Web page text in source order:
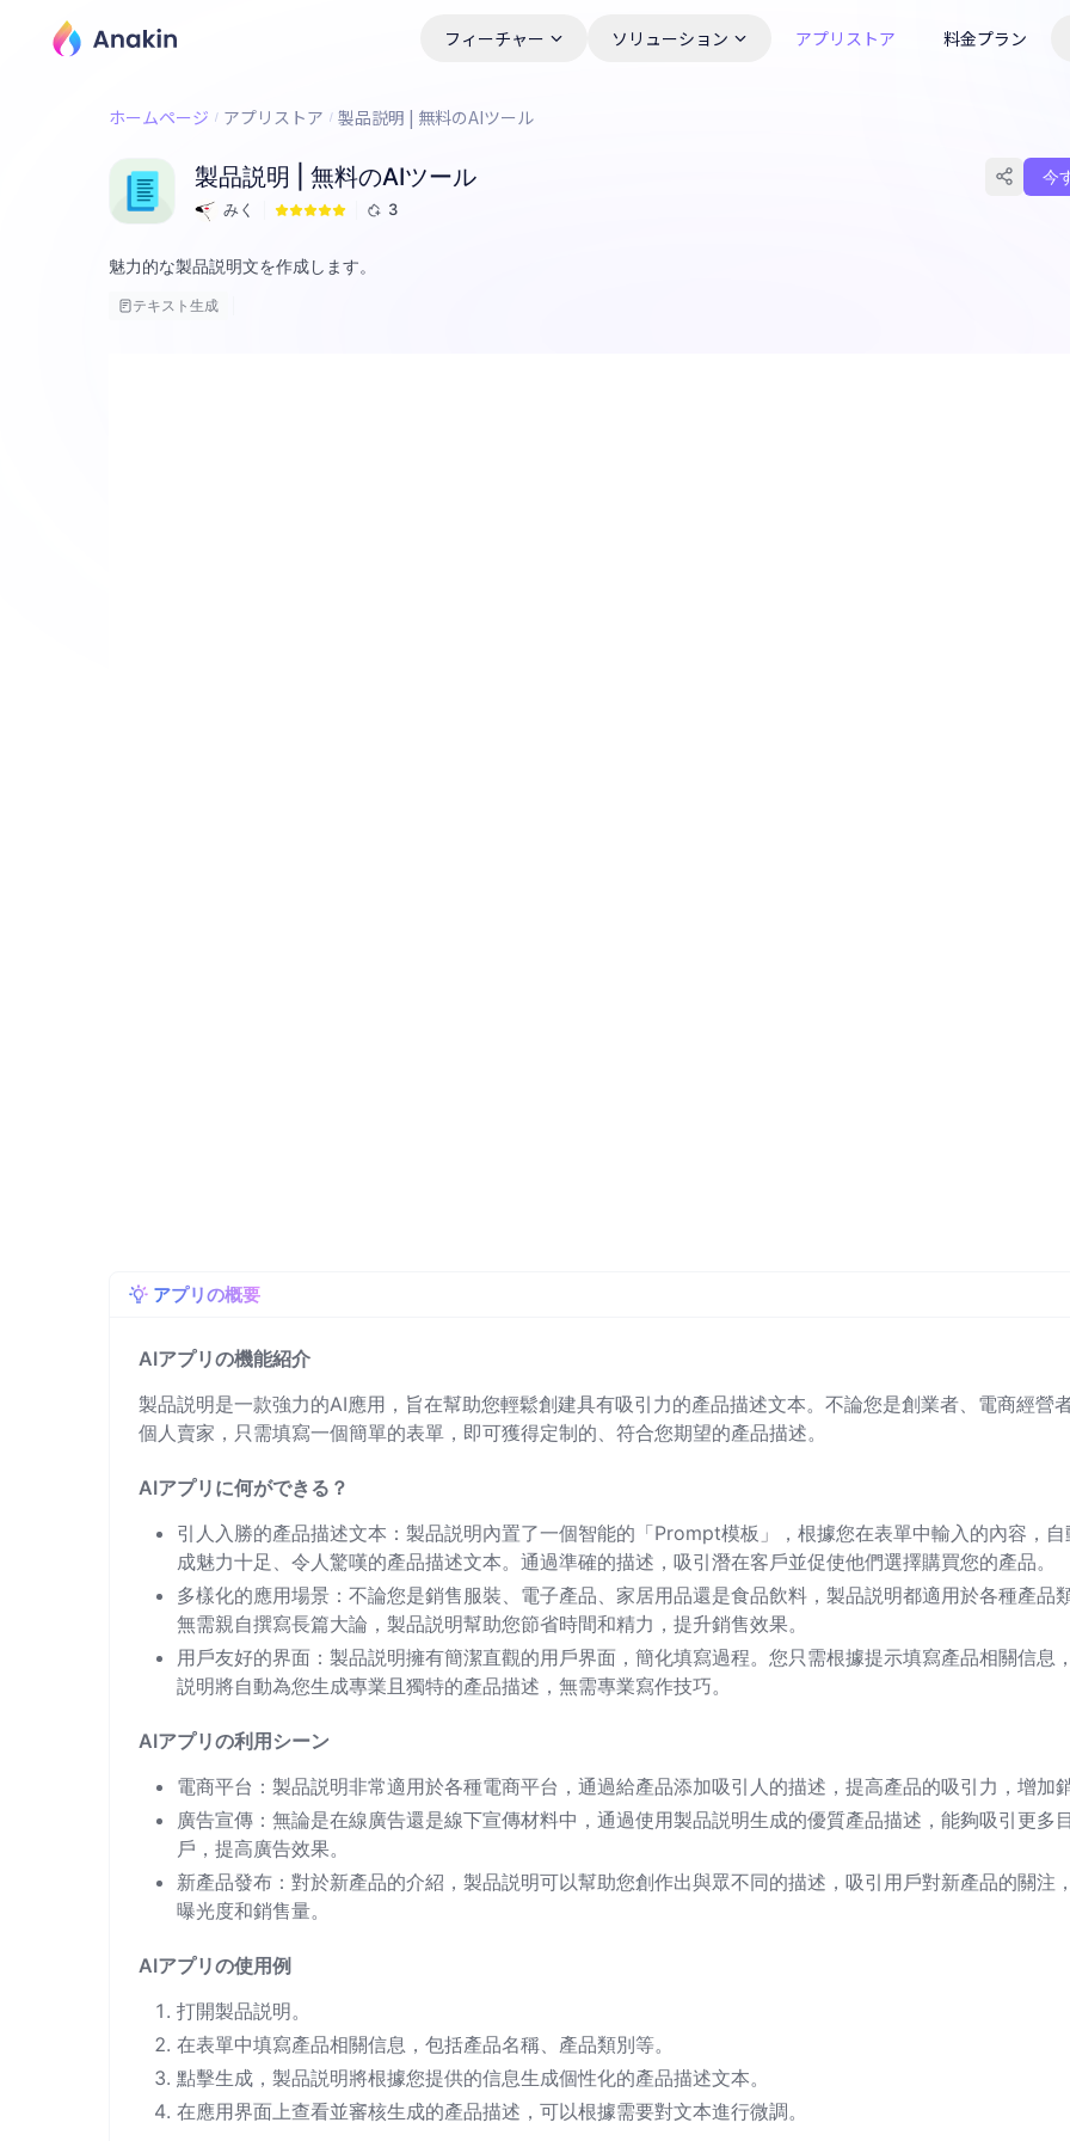
フィーチャー ソリューション アプリストア 料金プラン
ホームページ アプリストア 製品説明 | 無料のAIツール
製品説明 | 無料のAIツール
みく 3
今
魅力的な製品説明文を作成します。
テキスト生成
アプリの概要
AIアプリの機能紹介
製品説明是一款強力的AI應用，旨在幫助您輕鬆創建具有吸引力的產品描述文本。不論您是創業者、電商經營
個人賣家，只需填寫一個簡單的表單，即可獲得定制的、符合您期望的產品描述。
AIアプリに何ができる？
引人入勝的產品描述文本：製品説明內置了一個智能的「Prompt模板」，根據您在表單中輸入的內容，自
成魅力十足、令人驚嘆的產品描述文本。通過準確的描述，吸引潛在客戶並促使他們選擇購買您的產品。
多樣化的應用場景：不論您是銷售服裝、電子產品、家居用品還是食品飲料，製品説明都適用於各種產品類
無需親自撰寫長篇大論，製品説明幫助您節省時間和精力，提升銷售效果。
用戶友好的界面：製品説明擁有簡潔直觀的用戶界面，簡化填寫過程。您只需根據提示填寫產品相關信息
説明將自動為您生成專業且獨特的產品描述，無需專業寫作技巧。
AIアプリの利用シーン
電商平台：製品説明非常適用於各種電商平台，通過給產品添加吸引人的描述，提高產品的吸引力，增加銷
廣告宣傳：無論是在線廣告還是線下宣傳材料中，通過使用製品説明生成的優質產品描述，能夠吸引更多
戶，提高廣告效果。
新產品發布：對於新產品的介紹，製品説明可以幫助您創作出與眾不同的描述，吸引用戶對新產品的關注
曝光度和銷售量。
AIアプリの使用例
打開製品説明。
在表單中填寫產品相關信息，包括產品名稱、產品類別等。
點擊生成，製品説明將根據您提供的信息生成個性化的產品描述文本。
在應用界面上查看並審核生成的產品描述，可以根據需要對文本進行微調。